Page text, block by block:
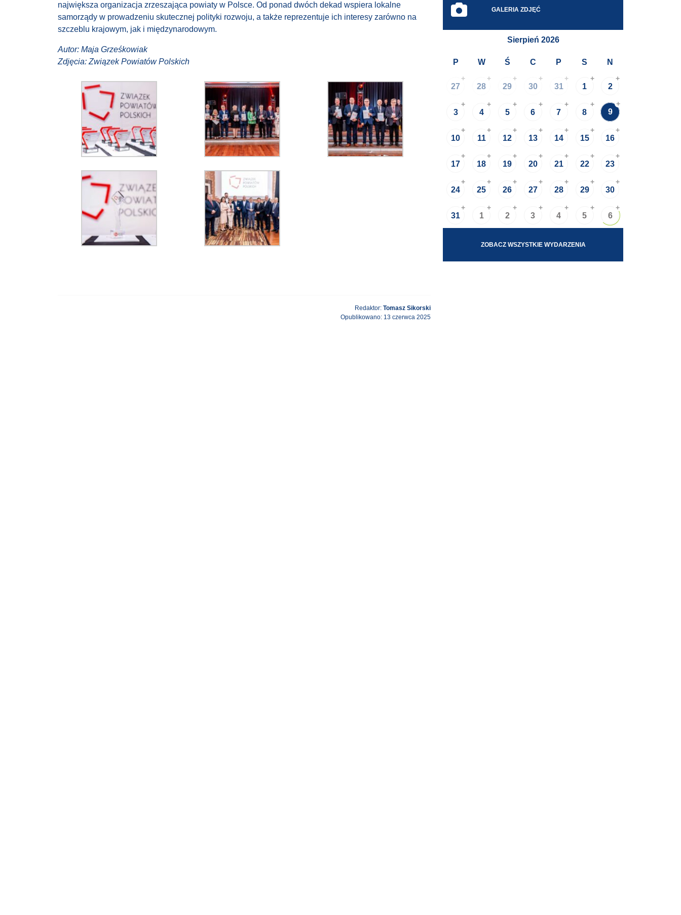
największa organizacja zrzeszająca powiaty w Polsce. Od ponad dwóch dekad wspiera lokalne
samorządy w prowadzeniu skutecznej polityki rozwoju, a także reprezentuje ich interesy zarówno na
szczeblu krajowym, jak i międzynarodowym.
Autor: Maja Grześkowiak
Zdjęcia: Związek Powiatów Polskich
Redaktor: Tomasz Sikorski
Opublikowano: 13 czerwca 2025
GALERIA ZDJĘĆ
Sierpień 2026
P W Ś C P S N
27
+
28
+
29
+
30
+
31
+
1
+
2
+
3
+
4
+
5
+
6
+
7
+
8
+
9
+
10
+
11
+
12
+
13
+
14
+
15
+
16
+
17
+
18
+
19
+
20
+
21
+
22
+
23
+
24
+
25
+
26
+
27
+
28
+
29
+
30
+
31
+
1
+
2
+
3
+
4
+
5
+
6
+
ZOBACZ WSZYSTKIE WYDARZENIA